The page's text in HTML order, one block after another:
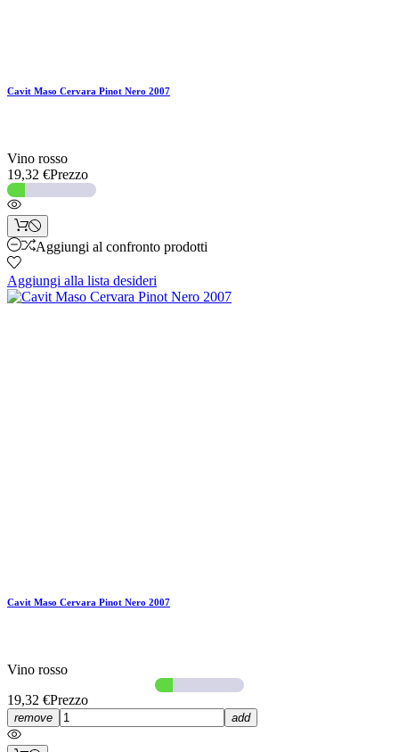
Cavit Maso Cervara Pinot Nero 2007
Vino rosso
19,32 €Prezzo
Aggiungi al confronto prodotti
Aggiungi alla lista desideri
Cavit Maso Cervara Pinot Nero 2007
Vino rosso
19,32 €Prezzo
remove add